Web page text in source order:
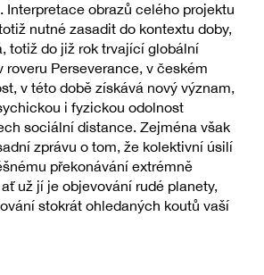
Interpretace obrazů celého projektu
nutné zasadit do kontextu doby,
totiž do již rok trvající globální
roveru Perseverance, v českém
v této době získává nový význam,
i fyzickou odolnost
sociální distance. Zejména však
zprávu o tom, že kolektivní úsilí
překonávání extrémně
už jí je objevování rudé planety,
stokrát ohledaných koutů vaší